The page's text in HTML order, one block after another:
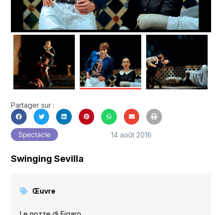
Partager sur :
Spectacle 14 août 2016
Swinging Sevilla
Œuvre